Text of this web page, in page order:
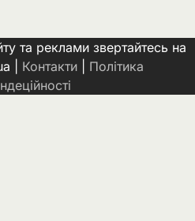
та реклами звертайтесь на
| Контакти| Політика